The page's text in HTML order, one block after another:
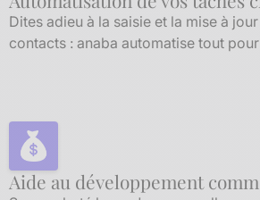
Dites adieu à la saisie et la mise à
contacts : anaba automatise tout
Aide au développement